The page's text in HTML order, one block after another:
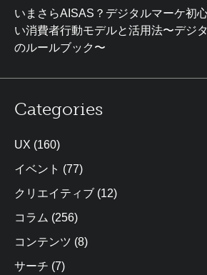
いまさらAISAS？デジタルマーケ初
い消費者行動モデルと活用法〜デジ
のルールブック〜
Categories
UX (160)
イベント (77)
クリエイティブ (12)
コラム (256)
コンテンツ (8)
サーチ (7)